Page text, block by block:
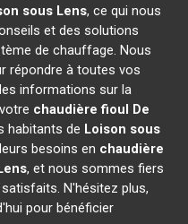
sous Lens, ce qui nous
et des solutions
de chauffage. Nous
répondre à toutes vos
informations sur la
chaudière fioul De
habitants de Loison sous
besoins en chaudière
, et nous sommes fiers
N'hésitez plus,
pour bénéficier